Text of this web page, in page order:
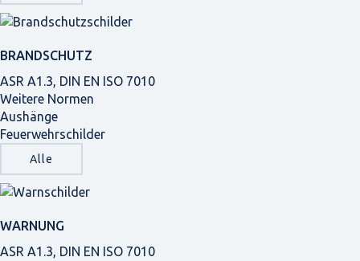
BRANDSCHUTZ
ASR A1.3, DIN EN ISO 7010
Weitere Normen
Aushänge
Feuerwehrschilder
Alle
WARNUNG
ASR A1.3, DIN EN ISO 7010